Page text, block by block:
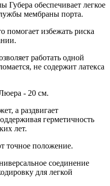
Губера обеспечивает легкое
мембраны порта.
избежать риска
работать одной
не содержит латекса
- 20 см.
а раздвигает
герметичность
лет.
точное положение.
соединение
для легкой